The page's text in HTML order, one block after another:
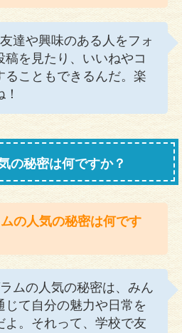
達や興味のある人をフォ
稿を見たり、いいねやコ
ることもできるんだ。楽
の秘密は何ですか？
の人気の秘密は何です
ムの人気の秘密は、みん
じて自分の魅力や日常を
よ。それって、学校で友